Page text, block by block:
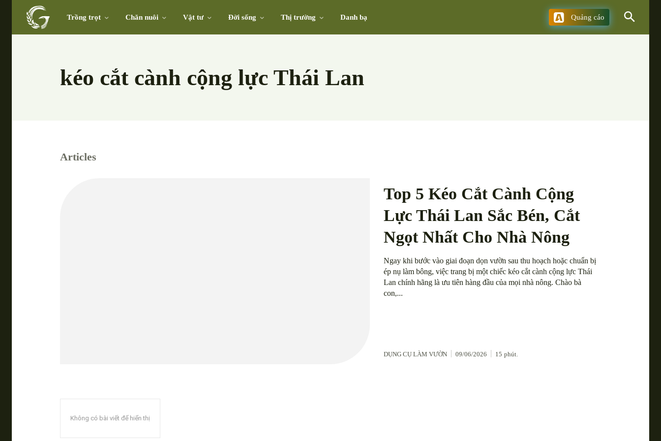
Trồng trọt Chăn nuôi Vật tư Đời sống Thị trường Danh bạ Quảng cáo
kéo cắt cành cộng lực Thái Lan
Articles
Top 5 Kéo Cắt Cành Cộng
Lực Thái Lan Sắc Bén, Cắt
Ngọt Nhất Cho Nhà Nông
Ngay khi bước vào giai đoạn dọn vườn sau thu hoạch hoặc chuẩn bị
ép nụ làm bông, việc trang bị một chiếc kéo cắt cành cộng lực Thái
Lan chính hãng là ưu tiên hàng đầu của mọi nhà nông. Chào bà
con,...
DỤNG CỤ LÀM VƯỜN 09/06/2026 15 phút.
Không có bài viết để hiển thị